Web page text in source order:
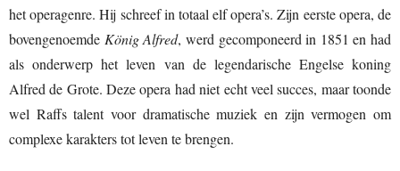
het operagenre. Hij schreef in totaal elf opera’s. Zijn eerste opera, de
bovengenoemde König Alfred, werd gecomponeerd in 1851 en had
als onderwerp het leven van de legendarische Engelse koning
Alfred de Grote. Deze opera had niet echt veel succes, maar toonde
wel Raffs talent voor dramatische muziek en zijn vermogen om
complexe karakters tot leven te brengen.